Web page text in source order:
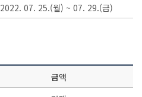
2022. 07. 25.(월) ~ 07. 29.(금)
금액